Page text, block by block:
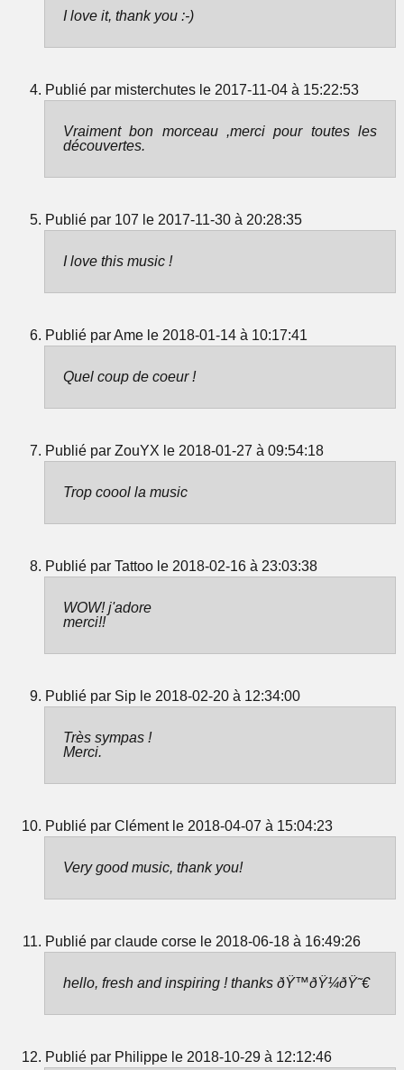
I love it, thank you :-)
Publié par misterchutes le 2017-11-04 à 15:22:53
Vraiment bon morceau ,merci pour toutes les
découvertes.
Publié par 107 le 2017-11-30 à 20:28:35
I love this music !
Publié par Ame le 2018-01-14 à 10:17:41
Quel coup de coeur !
Publié par ZouYX le 2018-01-27 à 09:54:18
Trop coool la music
Publié par Tattoo le 2018-02-16 à 23:03:38
WOW! j'adore
merci!!
Publié par Sip le 2018-02-20 à 12:34:00
Très sympas !
Merci.
Publié par Clément le 2018-04-07 à 15:04:23
Very good music, thank you!
Publié par claude corse le 2018-06-18 à 16:49:26
hello, fresh and inspiring ! thanks ðŸ™ðŸ¼ðŸ˜€
Publié par Philippe le 2018-10-29 à 12:12:46